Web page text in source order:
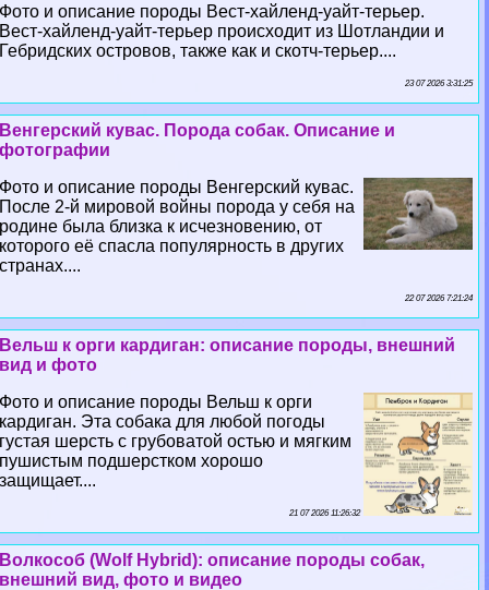
Фото и описание породы Вест-хайленд-уайт-терьер.
Вест-хайленд-уайт-терьер происходит из Шотландии и
Гебридских островов, также как и скотч-терьер....
23 07 2026 3:31:25
Венгерский кувас. Порода собак. Описание и
фотографии
Фото и описание породы Венгерский кувас.
После 2-й мировой войны порода у себя на
родине была близка к исчезновению, от
которого её спасла популярность в других
странах....
22 07 2026 7:21:24
Вельш к opги кардиган: описание породы, внешний
вид и фото
Фото и описание породы Вельш к opги
кардиган. Эта собака для любой погоды
густая шерсть с грубоватой остью и мягким
пушистым подшерстком хорошо
защищает....
21 07 2026 11:26:32
Волкособ (Wolf Hybrid): описание породы собак,
внешний вид, фото и видео